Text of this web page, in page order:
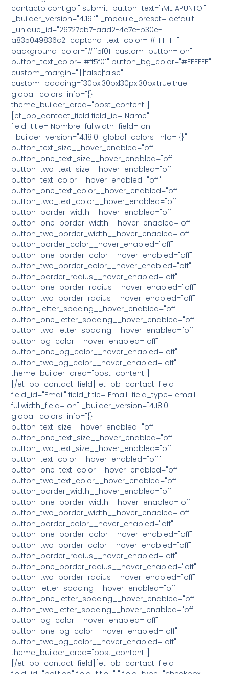
contacto contigo." submit_button_text="¡ME APUNTO!"
_builder_version="4.19.1" _module_preset="default"
_unique_id="26727cb7-aad2-4c7e-b30e-
a835049836c2" captcha_text_color="#FFFFFF"
background_color="#ff5f01" custom_button="on"
button_text_color="#ff5f01" button_bg_color="#FFFFFF"
custom_margin="||||false|false"
custom_padding="30px|30px|30px|30px|true|true"
global_colors_info="{}"
theme_builder_area="post_content"]
[et_pb_contact_field field_id="Name"
field_title="Nombre" fullwidth_field="on"
_builder_version="4.18.0" global_colors_info="{}"
button_text_size__hover_enabled="off"
button_one_text_size__hover_enabled="off"
button_two_text_size__hover_enabled="off"
button_text_color__hover_enabled="off"
button_one_text_color__hover_enabled="off"
button_two_text_color__hover_enabled="off"
button_border_width__hover_enabled="off"
button_one_border_width__hover_enabled="off"
button_two_border_width__hover_enabled="off"
button_border_color__hover_enabled="off"
button_one_border_color__hover_enabled="off"
button_two_border_color__hover_enabled="off"
button_border_radius__hover_enabled="off"
button_one_border_radius__hover_enabled="off"
button_two_border_radius__hover_enabled="off"
button_letter_spacing__hover_enabled="off"
button_one_letter_spacing__hover_enabled="off"
button_two_letter_spacing__hover_enabled="off"
button_bg_color__hover_enabled="off"
button_one_bg_color__hover_enabled="off"
button_two_bg_color__hover_enabled="off"
theme_builder_area="post_content"]
[/et_pb_contact_field][et_pb_contact_field
field_id="Email" field_title="Email" field_type="email"
fullwidth_field="on" _builder_version="4.18.0"
global_colors_info="{}"
button_text_size__hover_enabled="off"
button_one_text_size__hover_enabled="off"
button_two_text_size__hover_enabled="off"
button_text_color__hover_enabled="off"
button_one_text_color__hover_enabled="off"
button_two_text_color__hover_enabled="off"
button_border_width__hover_enabled="off"
button_one_border_width__hover_enabled="off"
button_two_border_width__hover_enabled="off"
button_border_color__hover_enabled="off"
button_one_border_color__hover_enabled="off"
button_two_border_color__hover_enabled="off"
button_border_radius__hover_enabled="off"
button_one_border_radius__hover_enabled="off"
button_two_border_radius__hover_enabled="off"
button_letter_spacing__hover_enabled="off"
button_one_letter_spacing__hover_enabled="off"
button_two_letter_spacing__hover_enabled="off"
button_bg_color__hover_enabled="off"
button_one_bg_color__hover_enabled="off"
button_two_bg_color__hover_enabled="off"
theme_builder_area="post_content"]
[/et_pb_contact_field][et_pb_contact_field